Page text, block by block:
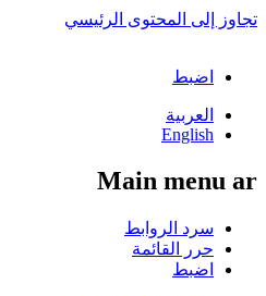
تجاوز إلى المحتوى الرئيسي
اضبط
العربية
English
Main menu ar
سرد الروابط
حرر القائمة
اضبط